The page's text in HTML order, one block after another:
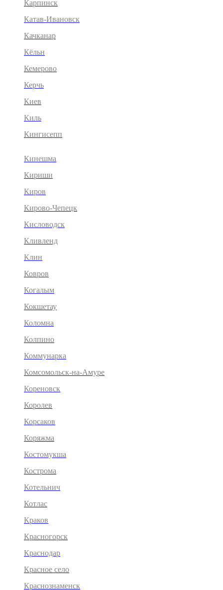
Карпинск
Катав-Ивановск
Качканар
Кёльн
Кемерово
Керчь
Киев
Киль
Кингисепп
Кинешма
Кириши
Киров
Кирово-Чепецк
Кисловодск
Кливленд
Клин
Ковров
Когалым
Кокшетау
Коломна
Колпино
Коммунарка
Комсомольск-на-Амуре
Кореновск
Королев
Корсаков
Коряжма
Костомукша
Кострома
Котельнич
Котлас
Краков
Красногорск
Краснодар
Красное село
Краснознаменск